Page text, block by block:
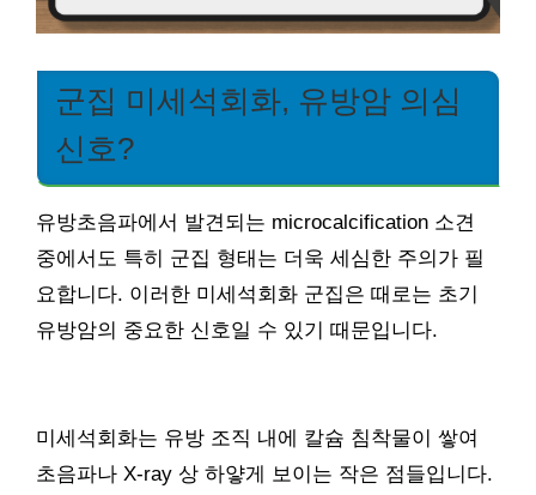
군집 미세석회화, 유방암 의심
신호?
유방초음파에서 발견되는 microcalcification 소견
중에서도 특히 군집 형태는 더욱 세심한 주의가 필
요합니다. 이러한 미세석회화 군집은 때로는 초기
유방암의 중요한 신호일 수 있기 때문입니다.
미세석회화는 유방 조직 내에 칼슘 침착물이 쌓여
초음파나 X-ray 상 하얗게 보이는 작은 점들입니다.